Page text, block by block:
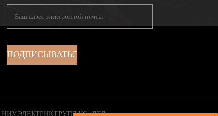
НИУ ЭЛЕКТРИК ГРУПП КО., ЛТД.